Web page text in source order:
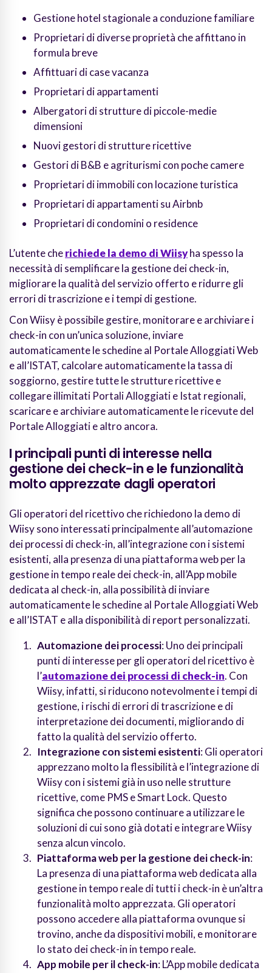
Gestione hotel stagionale a conduzione familiare
Proprietari di diverse proprietà che affittano in
formula breve
Affittuari di case vacanza
Proprietari di appartamenti
Albergatori di strutture di piccole-medie
dimensioni
Nuovi gestori di strutture ricettive
Gestori di B&B e agriturismi con poche camere
Proprietari di immobili con locazione turistica
Proprietari di appartamenti su Airbnb
Proprietari di condomini o residence
L’utente cherichiede la demo di Wiisyha spesso la
necessità di semplificare la gestione dei check-in,
migliorare la qualità del servizio offerto e ridurre gli
errori di trascrizione e i tempi di gestione.
Con Wiisy è possibile gestire, monitorare e archiviare i
check-in con un’unica soluzione, inviare
automaticamente le schedine al Portale Alloggiati Web
e all’ISTAT, calcolare automaticamente la tassa di
soggiorno, gestire tutte le strutture ricettive e
collegare illimitati Portali Alloggiati e Istat regionali,
scaricare e archiviare automaticamente le ricevute del
Portale Alloggiati e altro ancora.
I principali punti di interesse nella
gestione dei check-in e le funzionalità
molto apprezzate dagli operatori
Gli operatori del ricettivo che richiedono la demo di
Wiisy sono interessati principalmente all’automazione
dei processi di check-in, all’integrazione con i sistemi
esistenti, alla presenza di una piattaforma web per la
gestione in tempo reale dei check-in, all’App mobile
dedicata al check-in, alla possibilità di inviare
automaticamente le schedine al Portale Alloggiati Web
e all’ISTAT e alla disponibilità di report personalizzati.
Automazione dei processi: Uno dei principali
punti di interesse per gli operatori del ricettivo è
l’automazione dei processi di check-in. Con
Wiisy, infatti, si riducono notevolmente i tempi di
gestione, i rischi di errori di trascrizione e di
interpretazione dei documenti, migliorando di
fatto la qualità del servizio offerto.
Integrazione con sistemi esistenti: Gli operatori
apprezzano molto la flessibilità e l’integrazione di
Wiisy con i sistemi già in uso nelle strutture
ricettive, come PMS e Smart Lock. Questo
significa che possono continuare a utilizzare le
soluzioni di cui sono già dotati e integrare Wiisy
senza alcun vincolo.
Piattaforma web per la gestione dei check-in:
La presenza di una piattaforma web dedicata alla
gestione in tempo reale di tutti i check-in è un’altra
funzionalità molto apprezzata. Gli operatori
possono accedere alla piattaforma ovunque si
trovino, anche da dispositivi mobili, e monitorare
lo stato dei check-in in tempo reale.
App mobile per il check-in: L’App mobile dedicata